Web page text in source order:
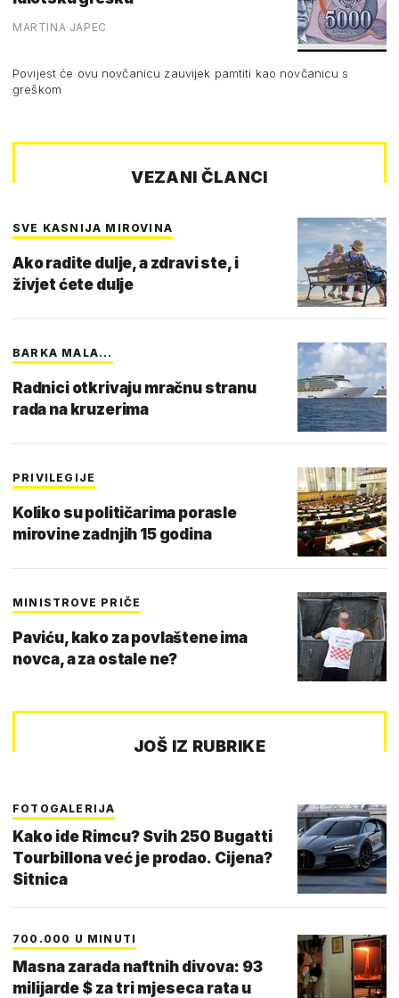
MARTINA JAPEC
Povijest će ovu novčanicu zauvijek pamtiti kao novčanicu s
greškom
VEZANI ČLANCI
SVE KASNIJA MIROVINA
Ako radite dulje, a zdravi ste, i
živjet ćete dulje
BARKA MALA...
Radnici otkrivaju mračnu stranu
rada na kruzerima
PRIVILEGIJE
Koliko su političarima porasle
mirovine zadnjih 15 godina
MINISTROVE PRIČE
Paviću, kako za povlaštene ima
novca, a za ostale ne?
JOŠ IZ RUBRIKE
FOTOGALERIJA
Kako ide Rimcu? Svih 250 Bugatti
Tourbillona već je prodao. Cijena?
Sitnica
700.000 U MINUTI
Masna zarada naftnih divova: 93
milijarde $ za tri mjeseca rata u